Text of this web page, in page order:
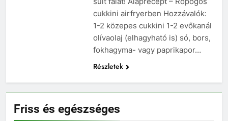
cukkini airfryerben Hozzávalók:
1-2 közepes cukkini 1-2 evőkanál
olívaolaj (elhagyható is) só, bors,
fokhagyma- vagy paprikapor…
Részletek
Friss és egészséges